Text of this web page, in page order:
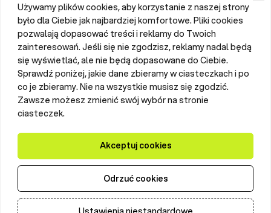
Używamy plików cookies, aby korzystanie z naszej strony
było dla Ciebie jak najbardziej komfortowe. Pliki cookies
pozwalają dopasować treści i reklamy do Twoich
zainteresowań. Jeśli się nie zgodzisz, reklamy nadal będą
się wyświetlać, ale nie będą dopasowane do Ciebie.
Sprawdź poniżej, jakie dane zbieramy w ciasteczkach i po
co je zbieramy. Nie na wszystkie musisz się zgodzić.
Zawsze możesz zmienić swój wybór na stronie
ciasteczek.
Akceptuj cookies
Odrzuć cookies